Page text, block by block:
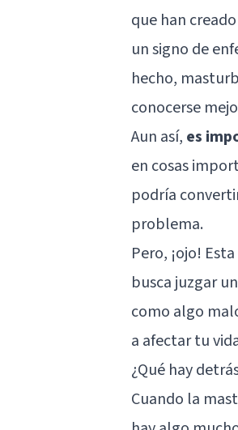
que han
un signo de
hecho,
conocerse
Aun así, es
en cosas
podría
problema.
Pero, ¡ojo!
busca juzgar
como algo
a afectar tu
¿Qué hay
Cuando la